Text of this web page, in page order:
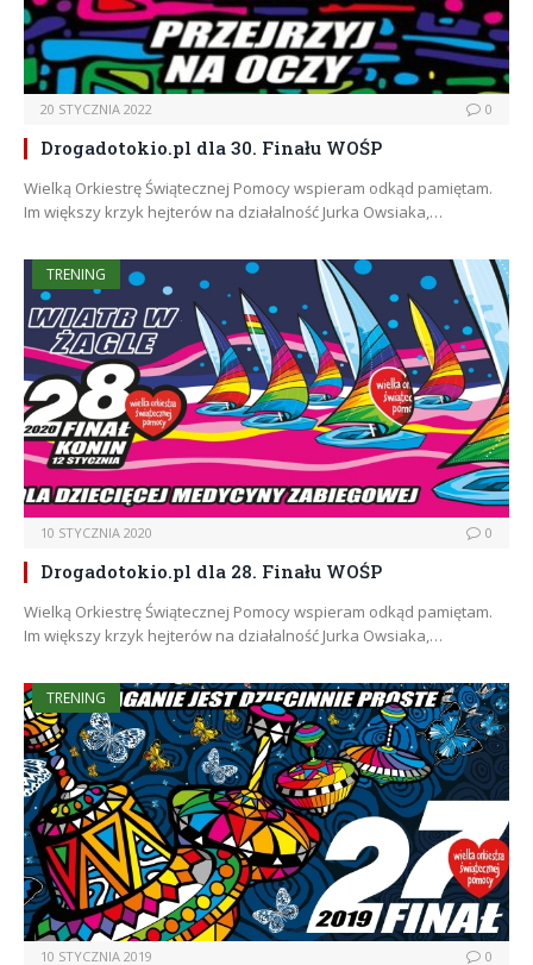
20 STYCZNIA 2022 0
Drogadotokio.pl dla 30. Finału WOŚP
Wielką Orkiestrę Świątecznej Pomocy wspieram odkąd pamiętam.
Im większy krzyk hejterów na działalność Jurka Owsiaka,…
TRENING
10 STYCZNIA 2020 0
Drogadotokio.pl dla 28. Finału WOŚP
Wielką Orkiestrę Świątecznej Pomocy wspieram odkąd pamiętam.
Im większy krzyk hejterów na działalność Jurka Owsiaka,…
TRENING
10 STYCZNIA 2019 0